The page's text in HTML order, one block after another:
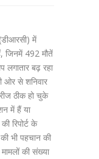
में
जिनमें 492 मौतें
लगातार बढ़ रहा
ओर से शनिवार
ठीक हो चुके
में हैं या
रिपोर्ट के
भी पहचान की
की संख्या